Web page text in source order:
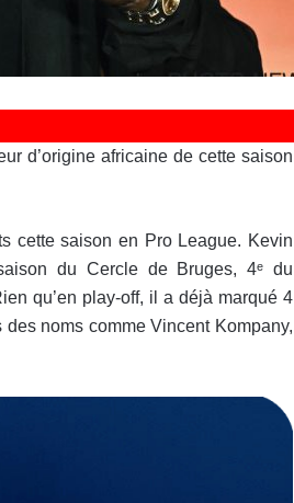
d’origine africaine de cette saison
cette saison en Pro League. Kevin
du Cercle de Bruges, 4ᵉ du
qu’en play-off, il a déjà marqué 4
noms comme Vincent Kompany,